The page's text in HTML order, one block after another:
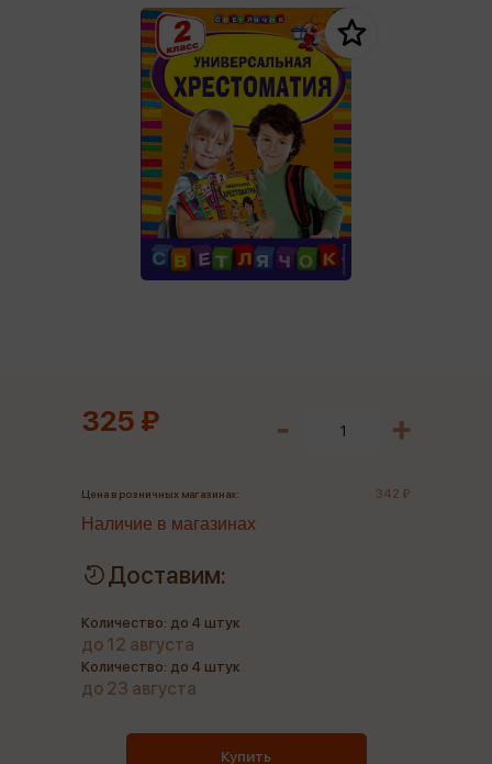
325 ₽
Цена в розничных магазинах: 342 ₽
Наличие в магазинах
Доставим:
Количество: до 4 штук
до 12 августа
Количество: до 4 штук
до 23 августа
Купить